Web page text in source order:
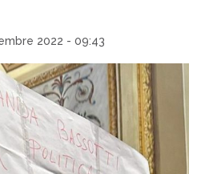
2022 - 09:43